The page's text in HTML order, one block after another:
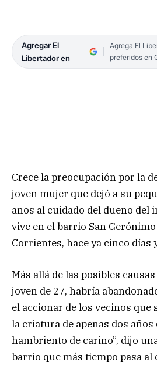
Agregar El
Libertador en
Agrega El
preferidos en
Crece la preocupación por la
joven mujer que dejó a su
años al cuidado del dueño del
vive en el barrio San
Corrientes, hace ya cinco días
Más allá de las posibles
joven de 27, habría
el accionar de los vecinos que
la criatura de apenas dos años
hambriento de cariño”, dijo
barrio que más tiempo pasa al